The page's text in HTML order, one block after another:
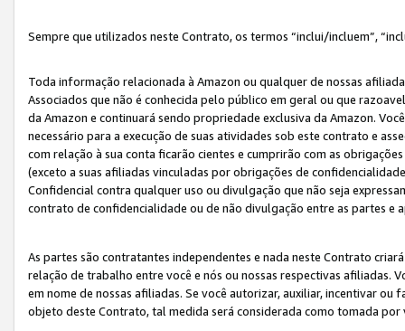
Sempre que utilizados neste Contrato, os termos “inclui/incluem”,
Toda informação relacionada à Amazon ou qualquer de nossas
Associados que não é conhecida pelo público em geral ou que
da Amazon e continuará sendo propriedade exclusiva da Amazon.
necessário para a execução de suas atividades sob este contrato e
com relação à sua conta ficarão cientes e cumprirão com as
(exceto a suas afiliadas vinculadas por obrigações de
Confidencial contra qualquer uso ou divulgação que não seja
contrato de confidencialidade ou de não divulgação entre as partes e
As partes são contratantes independentes e nada neste Contrato
relação de trabalho entre você e nós ou nossas respectivas afiliadas.
em nome de nossas afiliadas. Se você autorizar, auxiliar, incentivar
objeto deste Contrato, tal medida será considerada como tomada por